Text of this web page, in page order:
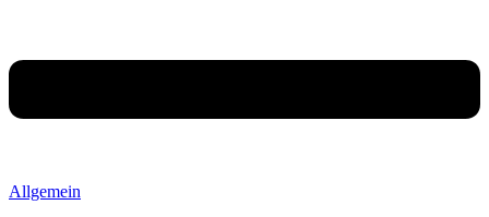
Allgemein